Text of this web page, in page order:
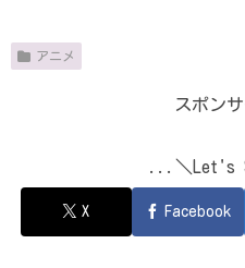
アニメ
スポン
...＼Let's
X Facebook